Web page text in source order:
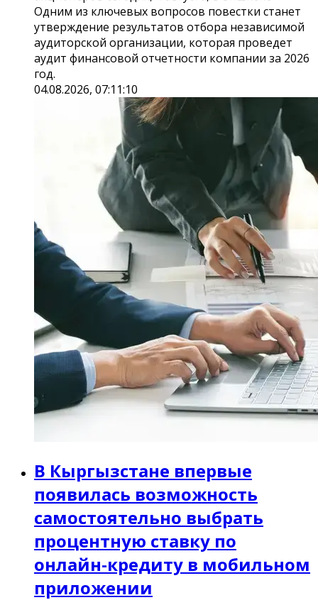
Одним из ключевых вопросов повестки станет
утверждение результатов отбора независимой
аудиторской организации, которая проведет
аудит финансовой отчетности компании за 2026
год.
04.08.2026, 07:11:10
В Кыргызстане впервые
появилась возможность
самостоятельно выбрать
процентную ставку по
онлайн-кредиту в мобильном
приложении